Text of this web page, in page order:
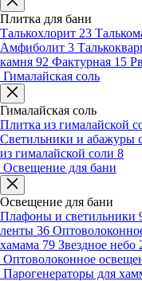
Плитка для бани
Талькохлорит 23
Амфиболит 3
камня 92 Фактурная 15
Гималайская соль
Гималайская соль
Плитка из гималайской
Светильники и абажуры
из гималайской соли 8
Освещение для бани
Освещение для бани
Плафоны и светильники
ленты 36
хамама 79 Звездное небо
Оптоволоконное
Парогенераторы для